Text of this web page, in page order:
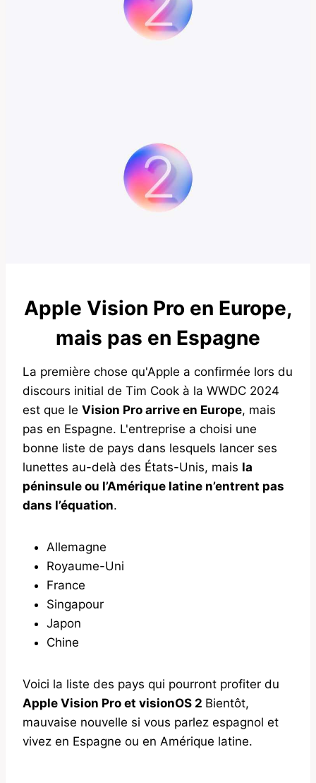
Apple Vision Pro en Europe,
mais pas en Espagne
La première chose qu'Apple a confirmée lors du
discours initial de Tim Cook à la WWDC 2024
est que le Vision Pro arrive en Europe, mais
pas en Espagne. L'entreprise a choisi une
bonne liste de pays dans lesquels lancer ses
lunettes au-delà des États-Unis, mais la
péninsule ou l’Amérique latine n’entrent pas
dans l’équation.
Allemagne
Royaume-Uni
France
Singapour
Japon
Chine
Voici la liste des pays qui pourront profiter du
Apple Vision Pro et visionOS 2 Bientôt,
mauvaise nouvelle si vous parlez espagnol et
vivez en Espagne ou en Amérique latine.